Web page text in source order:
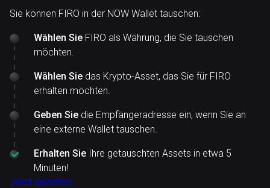
Sie können FIRO in der NOW Wallet tauschen:
Wählen Sie FIRO als Währung, die Sie tauschen
möchten.
Wählen Sie das Krypto-Asset, das Sie für FIRO
erhalten möchten.
Geben Sie die Empfängeradresse ein, wenn Sie an
eine externe Wallet tauschen.
Erhalten Sie Ihre getauschten Assets in etwa 5
Minuten!
Jetzt tauschen